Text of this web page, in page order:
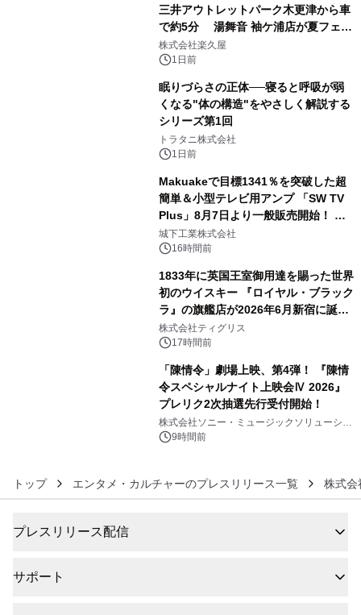
三井アウトレットパーク木更津から車
で約5分 湯舞音 袖ケ浦店が夏フェア
メニューを提供
株式会社楽久屋
1日前
眠りづらさの正体──寝ると呼吸が弱
くなる"体の構造"をやさしく解説する
シリーズ第1回
トラタニ株式会社
1日前
Makuakeで目標1341％を突破した超
簡単＆小型テレビ用アンプ 「SW TV
Plus」8月7日より一般販売開始！ ケ
ーブル1本つなぐだけ、テレビの音が
ぐっと豊かに
城下工業株式会社
16時間前
1833年に英国王室御用達を賜った世界
初のウイスキー 『ロイヤル・ブラック
ラ』の旗艦店が2026年6月新宿に誕
生 バカルディ ジャパンと連携した
没入型バー「BAR Arca」
株式会社ティグリス
17時間前
「陳情令」劇場上映、第4弾！ 『陳情
令スペシャルナイト上映会Ⅳ 2026』
プレリク2次抽選先行受付開始！
株式会社ソニー・ミュージックソリューショ
ンズ9時間前
トップ エンタメ・カルチャーのプレスリリース一覧 株式会
プレスリリース配信
サポート